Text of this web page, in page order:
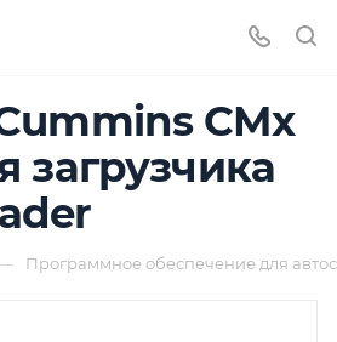
CMx
загрузчика
Программное обеспечение для